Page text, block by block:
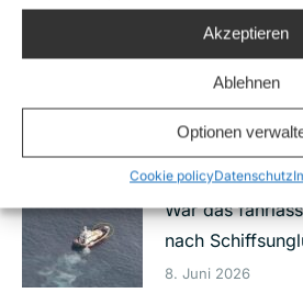
Akzeptieren
Ablehnen
Optionen
Cookie policyDatenschutz
IStGH-
nur wegen
Vorwürfe
23. Juni 2026
War das
nach
8. Juni 2026